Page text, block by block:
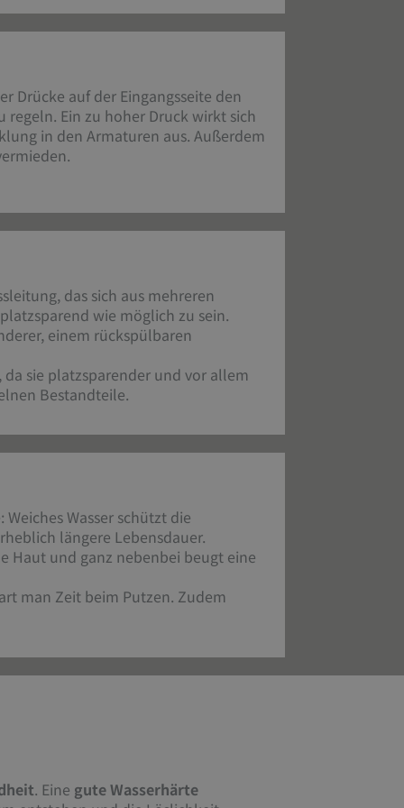
Drücke auf der Eingangsseite den
regeln. Ein zu hoher Druck wirkt sich
in den Armaturen aus. Außerdem
das sich aus mehreren
wie möglich zu sein.
einem rückspülbaren
sie platzsparender und vor allem
Bestandteile.
Wasser schützt die
längere Lebensdauer.
Haut und ganz nebenbei beugt eine
man Zeit beim Putzen. Zudem
. Eine gute Wasserhärte